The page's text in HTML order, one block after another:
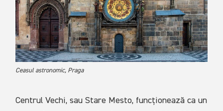
Ceasul astronomic, Praga
Centrul Vechi, sau Stare Mesto, funcționează ca un